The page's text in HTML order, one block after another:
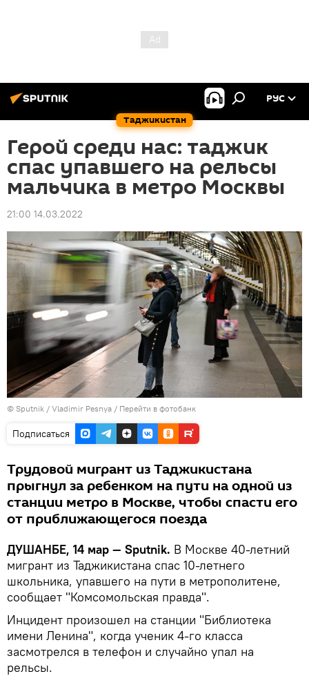
Таджикистан
РУС
Герой среди нас: таджик
спас упавшего на рельсы
мальчика в метро Москвы
21:00 14.03.2022
© Sputnik / Vladimir Pesnya / Перейти в фотобанк
Подписаться
Трудовой мигрант из Таджикистана
прыгнул за ребенком на пути на одной из
станции метро в Москве, чтобы спасти его
от приближающегося поезда
ДУШАНБЕ, 14 мар — Sputnik. В Москве 40-летний
мигрант из Таджикистана спас 10-летнего
школьника, упавшего на пути в метрополитене,
сообщает "Комсомольская правда".
Инцидент произошел на станции "Библиотека
имени Ленина", когда ученик 4-го класса
засмотрелся в телефон и случайно упал на
рельсы.